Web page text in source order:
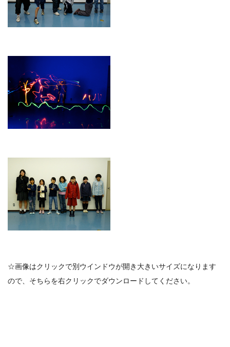
☆画像はクリックで別ウインドウが開き大きいサイズになります
ので、そちらを右クリックでダウンロードしてください。